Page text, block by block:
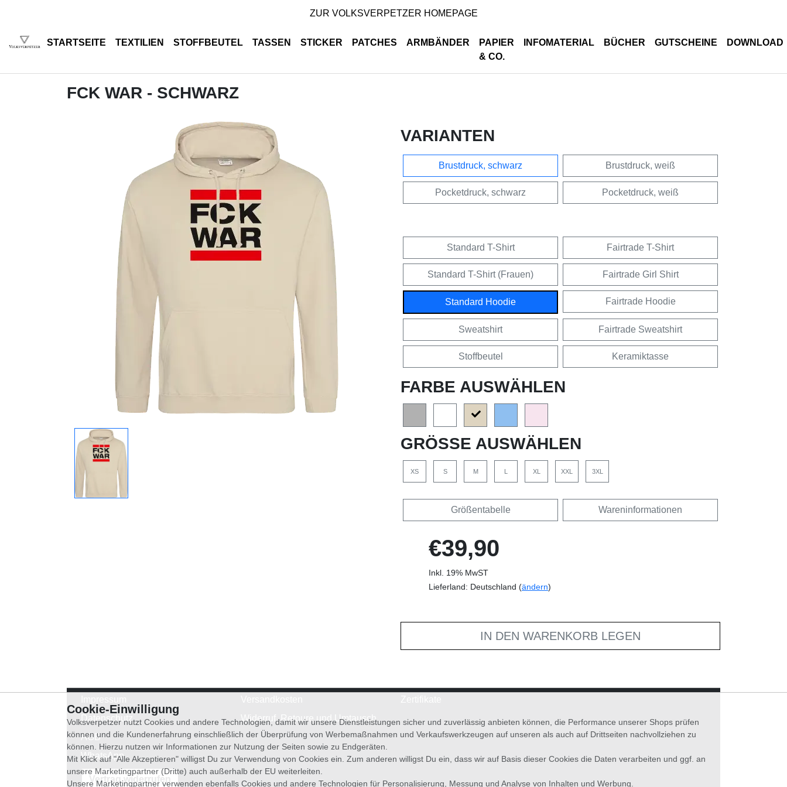
ZUR VOLKSVERPETZER HOMEPAGE
STARTSEITE TEXTILIEN STOFFBEUTEL TASSEN STICKER PATCHES ARMBÄNDER
PAPIER
& CO.
INFOMATERIAL BÜCHER GUTSCHEINE DOWNLOAD
FCK WAR - SCHWARZ
VARIANTEN
Brustdruck, schwarz Brustdruck, weiß
Pocketdruck, schwarz Pocketdruck, weiß
Standard T-Shirt Fairtrade T-Shirt
Standard T-Shirt (Frauen) Fairtrade Girl Shirt
Standard Hoodie Fairtrade Hoodie
Sweatshirt Fairtrade Sweatshirt
Stoffbeutel Keramiktasse
FARBE AUSWÄHLEN
GRÖSSE AUSWÄHLEN
XS S M L XL XXL 3XL
Größentabelle Wareninformationen
€39,90
Inkl. 19% MwST
Lieferland: Deutschland (ändern)
IN DEN WARENKORB LEGEN
Datenschutz
AGB
WhatsApp
Widerruf, Retoure und Umtausch
Vertrag widerrufen
Cookie-Einwilligung
Volksverpetzer nutzt Cookies und andere Technologien, damit wir unsere Dienstleistungen sicher und zuverlässig anbieten können, die Performance unserer Shops prüfen
können und die Kundenerfahrung einschließlich der Überprüfung von Werbemaßnahmen und Verkaufswerkzeugen auf unseren als auch auf Drittseiten nachvollziehen zu
können. Hierzu nutzen wir Informationen zur Nutzung der Seiten sowie zu Endgeräten.
Mit Klick auf "Alle Akzeptieren" willigst Du zur Verwendung von Cookies ein. Zum anderen willigst Du ein, dass wir auf Basis dieser Cookies die Daten verarbeiten und ggf. an
unsere Marketingpartner (Dritte) auch außerhalb der EU weiterleiten.
Unsere Marketingpartner verwenden ebenfalls Cookies und andere Technologien für Personalisierung, Messung und Analyse von Inhalten und Werbung.